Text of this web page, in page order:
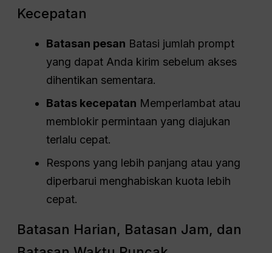
Kecepatan
Batasan pesan Batasi jumlah prompt
yang dapat Anda kirim sebelum akses
dihentikan sementara.
Batas kecepatan Memperlambat atau
memblokir permintaan yang diajukan
terlalu cepat.
Respons yang lebih panjang atau yang
diperbarui menghabiskan kuota lebih
cepat.
Batasan Harian, Batasan Jam, dan